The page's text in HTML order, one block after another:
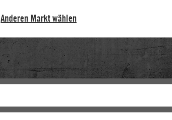
Anderen Markt wählen